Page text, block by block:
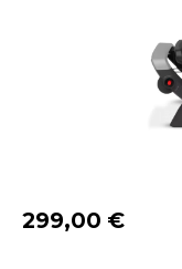
Regulärer Preis:
299,00 €